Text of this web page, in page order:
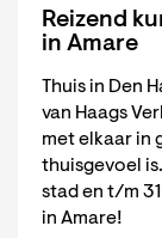
Reizend
in Amare
Thuis in Den
van Haags
met elkaar in
thuisgevoel
stad en t/m
in Amare!